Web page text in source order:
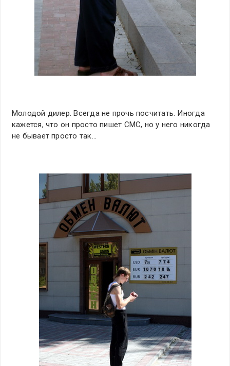
Молодой дилер. Всегда не прочь посчитать. Иногда
кажется, что он просто пишет СМС, но у него никогда
не бывает просто так…